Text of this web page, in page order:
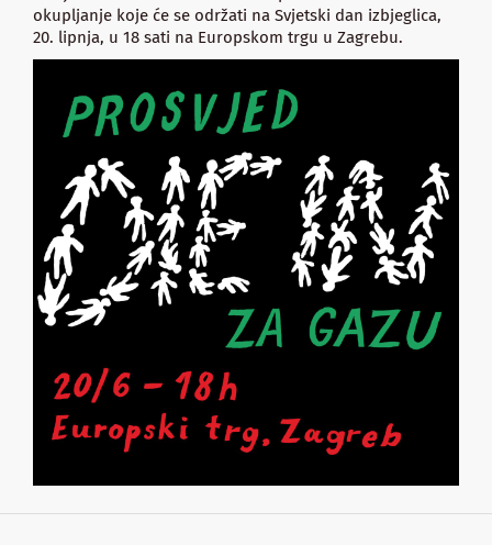
okupljanje koje će se održati na Svjetski dan izbjeglica,
20. lipnja, u 18 sati na Europskom trgu u Zagrebu.